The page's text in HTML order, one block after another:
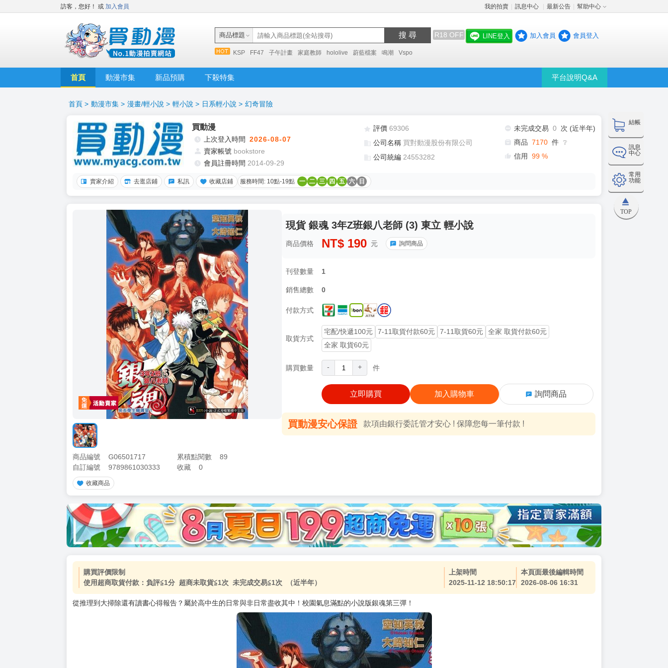
訪客，您好！ 或 加入會員 我的拍賣 訊息中心 最新公告 幫助中心
商品標題 搜 尋 R18 OFF
KSP FF47 子午計畫 家庭教師 hololive 蔚藍檔案 鳴潮 Vspo
LINE登入 加入會員 會員登入
首頁 動漫市集 新品預購 下殺特集 平台說明Q&A
結帳
訊息
中心
常用
功能
TOP
首頁 > 動漫市集 > 漫畫/輕小說 > 輕小說 > 日系輕小說 > 幻奇冒險
買動漫
上次登入時間 2026-08-07
賣家帳號 bookstore
會員註冊時間 2014-09-29
評價 69306
公司名稱 買對動漫股份有限公司
公司統編 24553282
未完成交易 0
次 (近半年)
商品 7170 件 ❔
信用 99 %
賣家介紹 去逛店鋪 私訊 收藏店鋪 服務時間: 10點-19點 一 二 三 四 五 六 日
商品編號 G06501717 累積點閱數
89
自訂編號
9789861030333 收藏 0
收藏商品
現貨 銀魂 3年Z班銀八老師 (3) 東立 輕小說
商品價格 NT$ 190 元 詢問商品
刊登數量 1
銷售總數 0
付款方式
取貨方式
宅配/快遞100元 7-11取貨付款60元 7-11取貨60元
全家 取貨付款60元
全家 取貨60元
購買數量 - + 件
立即購買 加入購物車 詢問商品
買動漫安心保證 款項由銀行委託管才安心 ! 保障您每一筆付款 !
加價購 ( 共
(加購品) 買動漫★《$15元-加固紙箱包裝》
NT$15